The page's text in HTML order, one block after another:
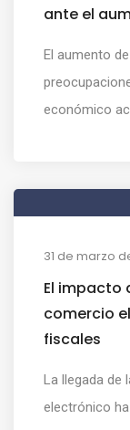
ante el
El aumento
económico
31 de marzo
El impacto
comercio
fiscales
La llegada de
electrónico